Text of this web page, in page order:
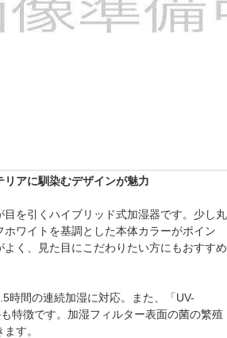
アに馴染むデザインが魅力
目を引くハイブリッド式加湿器です。少し丸
ワイトを基調とした本体カラーがポイン
よく、見た目にこだわりたい方にもおすすめ
時間の連続加湿に対応。また、「UV-
特徴です。加湿フィルター表面の菌の繁殖
す。